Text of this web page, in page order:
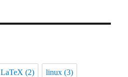
LaTeX (2) linux (3)